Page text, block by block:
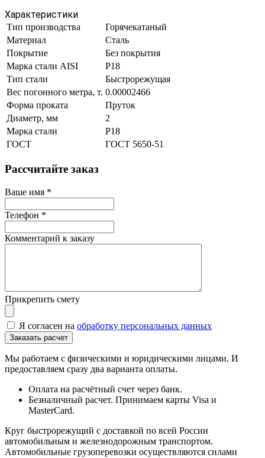
Характеристики
Тип производства
Горячекатаный
Материал
Сталь
Покрытие
Без покрытия
Марка стали AISI
Р18
Тип стали
Быстрорежущая
Вес погонного метра, т. 0.00002466
Форма проката
Пруток
Диаметр, мм
2
Марка стали
Р18
ГОСТ
ГОСТ 5650-51
Рассчитайте заказ
Ваше имя *
Телефон *
Комментарий к заказу
Прикрепить смету
Я согласен на обработку персональных данных
Мы работаем с физическими и юридическими лицами. И
предоставляем сразу два варианта оплаты.
Оплата на расчётный счет через банк.
Безналичный расчет. Принимаем карты Visa и
MasterCard.
Круг быстрорежущий с доставкой по всей России
автомобильным и железнодорожным транспортом.
Автомобильные грузоперевозки осуществляются силами